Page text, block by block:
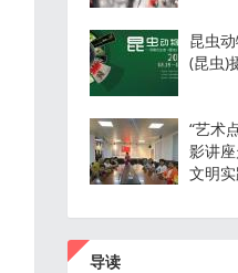
昆虫
(昆虫)
“艺术
影讲
文明
导读